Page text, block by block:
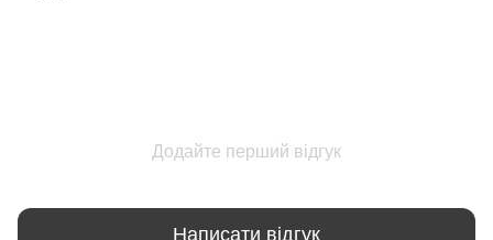
Додайте перший відгук
Написати відгук